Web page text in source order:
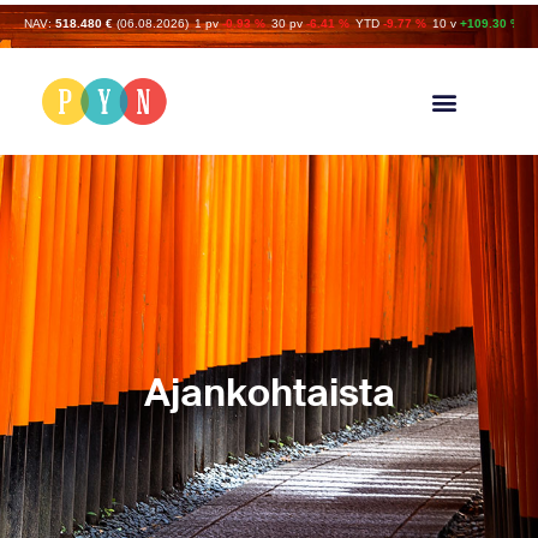
NAV: 518.480 € (06.08.2026) 1 pv -0.93 % 30 pv -6.41 % YTD -9.77 % 10 v +109.30 %
Ajankohtaista